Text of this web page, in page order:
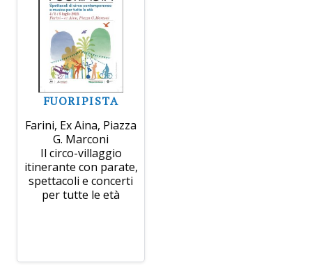
FUORIPISTA
Farini, Ex Aina, Piazza
G. Marconi
Il circo-villaggio
itinerante con parate,
spettacoli e concerti
per tutte le età